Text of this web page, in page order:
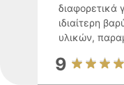
διαφορετικά
ιδιαίτερη
υλικών,
9